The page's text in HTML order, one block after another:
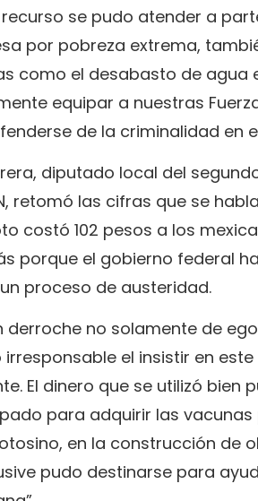
se pudo atender a
por pobreza extrema,
como el desabasto de agua
equipar a nuestras
de la criminalidad en
diputado local del
retomó las cifras que se
costó 102 pesos a los
porque el gobierno federal
proceso de austeridad.
derroche no solamente de
el insistir en
El dinero que se utilizó bien
para adquirir las
en la construcción de
pudo destinarse para